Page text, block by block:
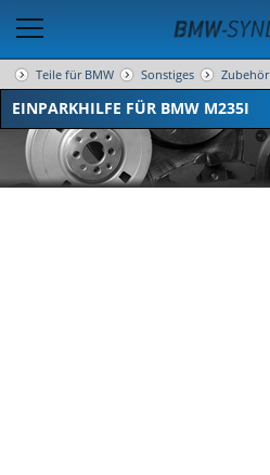
Teile für BMW Sonstiges Zubehör
EINPARKHILFE FÜR BMW M235I